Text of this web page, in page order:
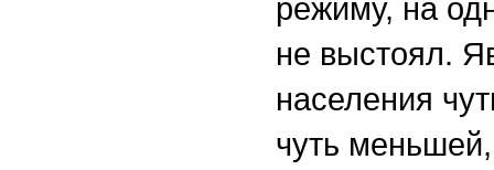
режиму, на
не выстоял.
населения
чуть